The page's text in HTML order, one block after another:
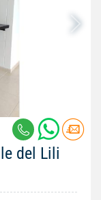
del Lili